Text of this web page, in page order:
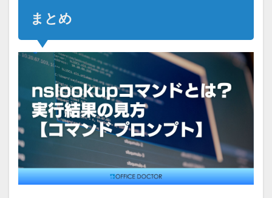
まとめ